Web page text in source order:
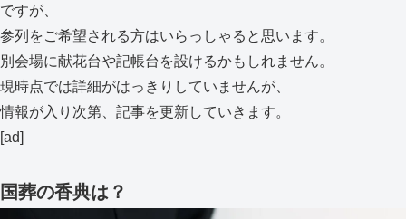
ですが、
参列をご希望される方はいらっしゃると思います。
別会場に献花台や記帳台を設けるかもしれません。
現時点では詳細がはっきりしていませんが、
情報が入り次第、記事を更新していきます。
[ad]
国葬の香典は？